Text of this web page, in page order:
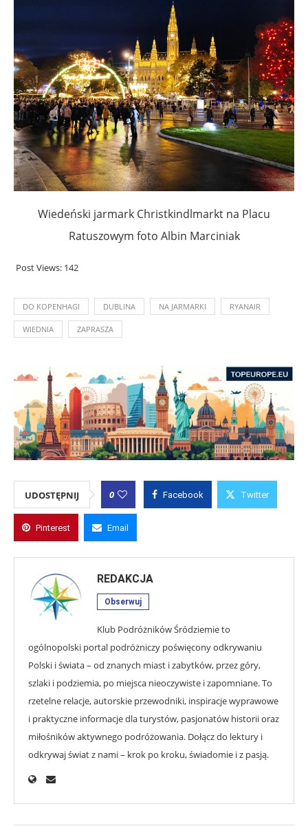
Wiedeński jarmark Christkindlmarkt na Placu
Ratuszowym foto Albin Marciniak
Post Views: 142
DO KOPENHAGI DUBLINA NA JARMARKI RYANAIR
WIEDNIA ZAPRASZA
UDOSTĘPNIJ 0 Facebook Twitter
Pinterest Email
REDAKCJA
Obserwuj
Klub Podróżników Śródziemie to
ogólnopolski portal podróżniczy poświęcony odkrywaniu
Polski i świata – od znanych miast i zabytków, przez góry,
szlaki i podziemia, po miejsca nieoczywiste i zapomniane. To
rzetelne relacje, autorskie przewodniki, inspiracje wyprawowe
i praktyczne informacje dla turystów, pasjonatów historii oraz
miłośników aktywnego podróżowania. Dołącz do lektury i
odkrywaj świat z nami – krok po kroku, świadomie i z pasją.